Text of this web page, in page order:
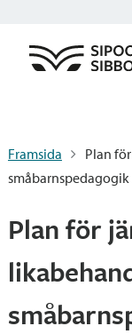
Framsida
Plan
småbarnspedagogik
Plan för